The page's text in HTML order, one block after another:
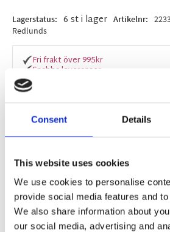
Consent Details
This website uses cookies
We use cookies to personalise
provide social media features and
We also share information about
our social media, advertising and
Lagerstatus 6 st i lager Artikelnr
Redlunds
Fri frakt över 995kr
Snabba leveranser
BESKRIVNING
Stilrent örngott i rosa av skön
Denna är perfekt om du
örngott till ditt bäddset.